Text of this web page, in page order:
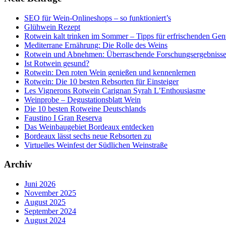
SEO für Wein-Onlineshops – so funktioniert’s
Glühwein Rezept
Rotwein kalt trinken im Sommer – Tipps für erfrischenden
Mediterrane Ernährung: Die Rolle des Weins
Rotwein und Abnehmen: Überraschende Forschungsergebnisse
Ist Rotwein gesund?
Rotwein: Den roten Wein genießen und kennenlernen
Rotwein: Die 10 besten Rebsorten für Einsteiger
Les Vignerons Rotwein Carignan Syrah L’Enthousiasme
Weinprobe – Degustationsblatt Wein
Die 10 besten Rotweine Deutschlands
Faustino I Gran Reserva
Das Weinbaugebiet Bordeaux entdecken
Bordeaux lässt sechs neue Rebsorten zu
Virtuelles Weinfest der Südlichen Weinstraße
Archiv
Juni 2026
November 2025
August 2025
September 2024
August 2024